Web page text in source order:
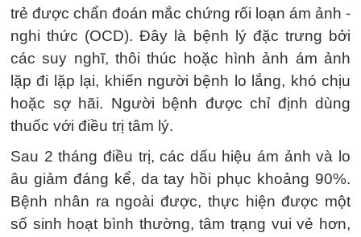
trẻ được chẩn đoán mắc chứng rối loạn ám ảnh -
nghi thức (OCD). Đây là bệnh lý đặc trưng bởi
các suy nghĩ, thôi thúc hoặc hình ảnh ám ảnh
lặp đi lặp lại, khiến người bệnh lo lắng, khó chịu
hoặc sợ hãi. Người bệnh được chỉ định dùng
thuốc với điều trị tâm lý.
Sau 2 tháng điều trị, các dấu hiệu ám ảnh và lo
âu giảm đáng kể, da tay hồi phục khoảng 90%.
Bệnh nhân ra ngoài được, thực hiện được một
số sinh hoạt bình thường, tâm trạng vui vẻ hơn,